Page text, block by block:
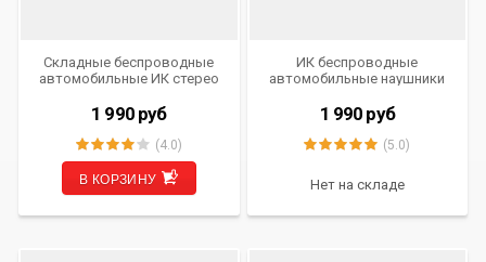
Складные беспроводные
автомобильные ИК стерео
AVIS Electronics AVS005HP
1 990 руб
(4.0)
В КОРЗИНУ
ИК беспроводные
автомобильные наушники
1 990 руб
(5.0)
Нет на складе